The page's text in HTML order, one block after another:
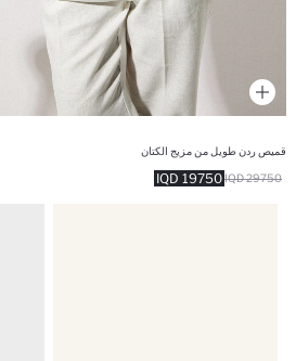
قميص ردن طويل من مزيج الكتان
19750 IQD 29750 IQD